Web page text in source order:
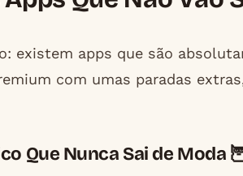
existem apps que são
com umas paradas
Que Nunca Sai de Moda